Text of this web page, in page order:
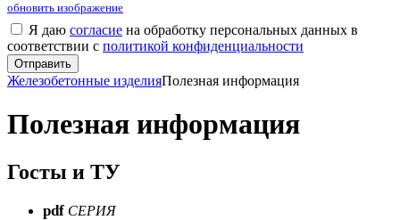
обновить изображение
Я даю согласие на обработку персональных данных в
соответствии с политикой конфиденциальности
Железобетонные изделияПолезная информация
Полезная информация
Госты и ТУ
pdf СЕРИЯ